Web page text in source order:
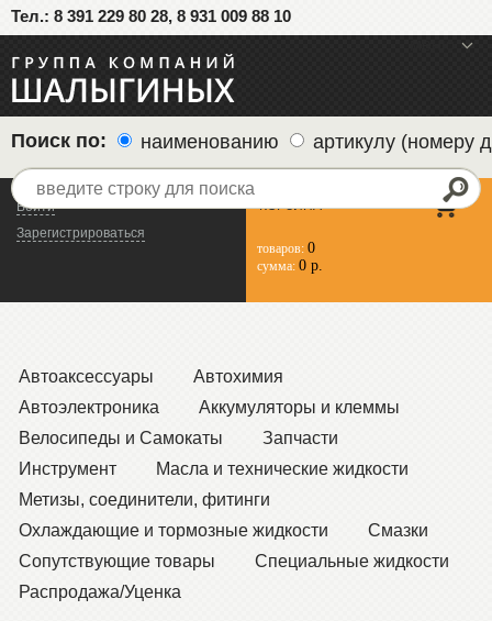
Тел.: 8 391 229 80 28, 8 931 009 88 10
Войти
Зарегистрироваться
КОРЗИНА
товаров: 0
сумма: 0 р.
Поиск по: наименованию артикулу (номеру
Автоаксессуары
Автохимия
Автоэлектроника
Аккумуляторы и клеммы
Велосипеды и Самокаты
Запчасти
Инструмент
Масла и технические жидкости
Метизы, соединители, фитинги
Охлаждающие и тормозные жидкости
Смазки
Сопутствующие товары
Специальные жидкости
Распродажа/Уценка